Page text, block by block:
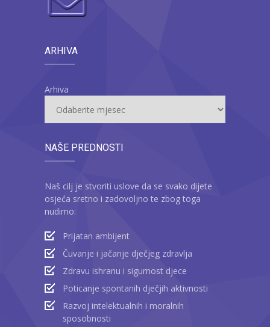
ARHIVA
Arhiva
NAŠE PREDNOSTI
Naš cilj je stvoriti uslove da se svako dijete
osjeća sretno i zadovoljno te zbog toga
nudimo:
Prijatan ambijent
Čuvanje i jačanje dječjeg zdravlja
Zdravu ishranu i sigurnost djece
Poticanje spontanih dječjih aktivnosti
Razvoj intelektualnih i moralnih
sposobnosti